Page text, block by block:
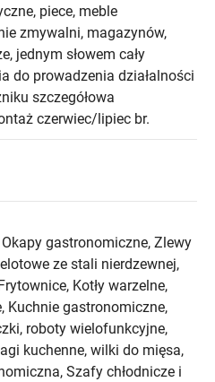
piece, meble
zmywalni, magazynów,
jednym słowem cały
do prowadzenia działalności
szczegółowa
czerwiec/lipiec br.
gastronomiczne, Zlewy
ze stali nierdzewnej,
Kotły warzelne,
Kuchnie gastronomiczne,
roboty wielofunkcyjne,
kuchenne, wilki do mięsa,
Szafy chłodnicze i